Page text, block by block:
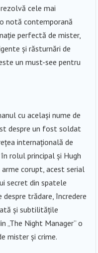
cele mai
notă contemporană
perfectă de mister,
și răsturnări de
un must-see pentru
cu același nume de
despre un fost soldat
internațională de
rolul principal și Hugh
corupt, acest serial
secret din spatele
trădare, încredere
și subtilitățile
„The Night Manager” o
mister și crime.